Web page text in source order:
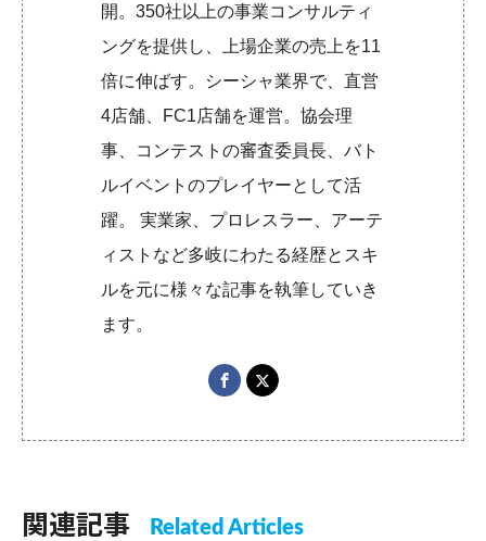
開。350社以上の事業コンサルティ
ングを提供し、上場企業の売上を11
倍に伸ばす。シーシャ業界で、直営
4店舗、FC1店舗を運営。協会理
事、コンテストの審査委員長、バト
ルイベントのプレイヤーとして活
躍。 実業家、プロレスラー、アーテ
ィストなど多岐にわたる経歴とスキ
ルを元に様々な記事を執筆していき
ます。
関連記事 Related Articles